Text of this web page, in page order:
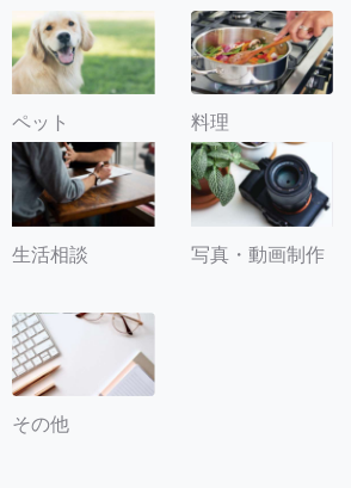
ペット 料理
生活相談 写真・動画制作
その他